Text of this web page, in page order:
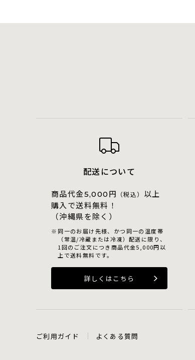
配送について
商品代金5,000 円 （税込） 以上
購入で送料無料！
（沖縄県を除く）
同一のお届け先様、かつ同一の温度帯
（常温/冷蔵または冷凍）配送に限り、
1回のご注文につき商品代金5,000円以
上で送料無料です。
詳しくはこちら
ご利用ガイド よくある質問